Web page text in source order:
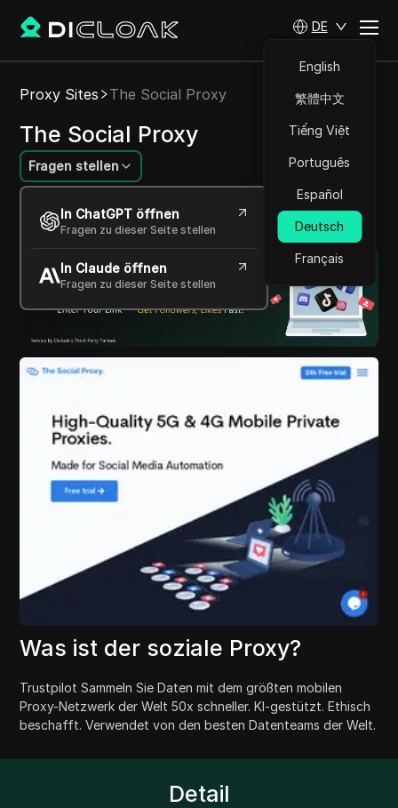
DE
English
繁體中文
Tiếng Việt
Português
Español
Deutsch
Français
Proxy Sites The Social Proxy
The Social Proxy
Fragen stellen
In ChatGPT öffnen
Fragen zu dieser Seite stellen
In Claude öffnen
Fragen zu dieser Seite stellen
Entsperren Sie das Web mit nahtlosen Proxy-
Lösungen.
Was ist der soziale Proxy?
Trustpilot Sammeln Sie Daten mit dem größten mobilen
Proxy-Netzwerk der Welt 50x schneller. KI-gestützt. Ethisch
beschafft. Verwendet von den besten Datenteams der Welt.
Detail